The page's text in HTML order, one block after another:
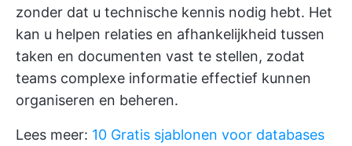
zonder dat u technische kennis nodig hebt. Het
kan u helpen relaties en afhankelijkheid tussen
taken en documenten vast te stellen, zodat
teams complexe informatie effectief kunnen
organiseren en beheren.
Lees meer: 10 Gratis sjablonen voor databases